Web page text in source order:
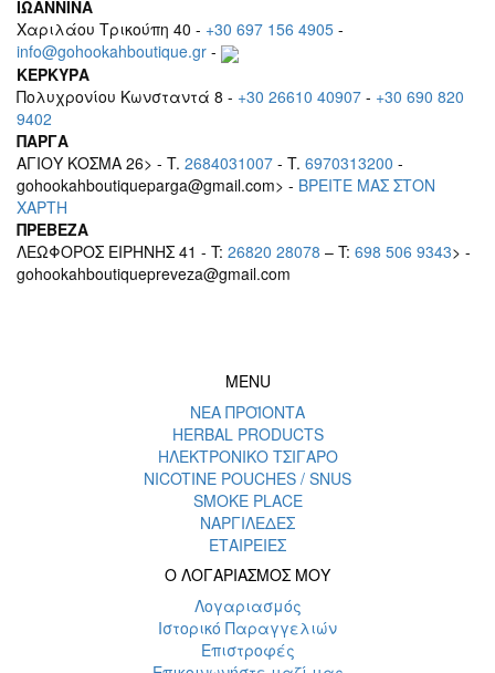
ΙΩΑΝΝΙΝΑ
Χαριλάου Τρικούπη 40 - +30 697 156 4905 -
info@gohookahboutique.gr -
ΚΕΡΚΥΡΑ
Πολυχρονίου Κωνσταντά 8 - +30 26610 40907 - +30 690 820
9402
ΠΑΡΓΑ
ΑΓΙΟΥ ΚΟΣΜΑ 26> - T. 2684031007 - T. 6970313200 -
gohookahboutiqueparga@gmail.com> - BΡEITE MAΣ ΣΤΟΝ
ΧΑΡΤΗ
ΠΡΕΒΕΖΑ
ΛΕΩΦΟΡΟΣ ΕΙΡΗΝΗΣ 41 - T: 26820 28078 – T: 698 506 9343> -
gohookahboutiquepreveza@gmail.com
MENU
ΝΕΑ ΠΡΟΪΟΝΤΑ
HERBAL PRODUCTS
ΗΛΕΚΤΡΟΝΙΚΟ ΤΣΙΓΑΡΟ
NICOTINE POUCHES / SNUS
SMOKE PLACE
ΝΑΡΓΙΛΕΔΕΣ
ΕΤΑΙΡΕΙΕΣ
Ο ΛΟΓΑΡΙΑΣΜΟΣ ΜΟΥ
Λογαριασμός
Ιστορικό Παραγγελιών
Επιστροφές